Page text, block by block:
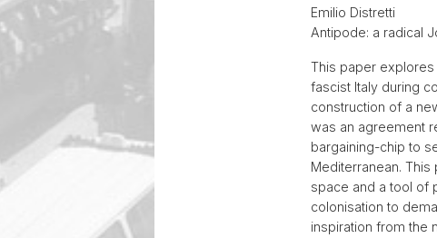
Emilio Distretti
Antipode: a radical
This paper explores
fascist Italy during
construction of a
was an agreement
bargaining-chip to
Mediterranean.
space and a tool of
colonisation to
inspiration from the